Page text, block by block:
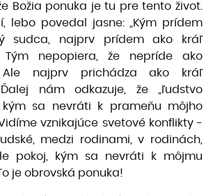
Božia ponuka je tu pre tento život.
lebo povedal jasne: „Kým prídem
sudca, najprv prídem ako kráľ
Tým nepopiera, že nepríde ako
Ale najprv prichádza ako kráľ
Ďalej nám odkazuje, že „ľudstvo
kým sa nevráti k prameňu môjho
vznikajúce svetové konflikty -
medzi rodinami, v rodinách,
pokoj, kým sa nevráti k môjmu
je obrovská ponuka!